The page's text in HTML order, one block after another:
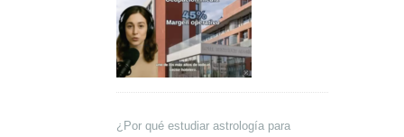
¿Por qué estudiar astrología para